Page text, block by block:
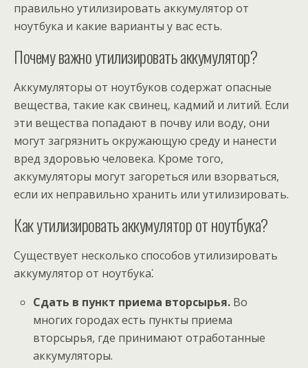
правильно утилизировать аккумулятор от
ноутбука и какие варианты у вас есть.
Почему важно утилизировать аккумулятор?
Аккумуляторы от ноутбуков содержат опасные
вещества, такие как свинец, кадмий и литий. Если
эти вещества попадают в почву или воду, они
могут загрязнить окружающую среду и нанести
вред здоровью человека. Кроме того,
аккумуляторы могут загореться или взорваться,
если их неправильно хранить или утилизировать.
Как утилизировать аккумулятор от ноутбука?
Существует несколько способов утилизировать
аккумулятор от ноутбука⁚
Сдать в пункт приема вторсырья. Во
многих городах есть пункты приема
вторсырья, где принимают отработанные
аккумуляторы.